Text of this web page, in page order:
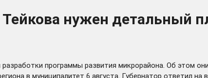
нужен детальный
программы развития микрорайона. Об этом
в муниципалитет 6 августа. Губернатор ответил